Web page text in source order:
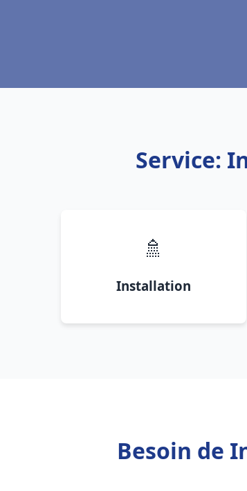
Service:
🚿
Installation
Besoin de